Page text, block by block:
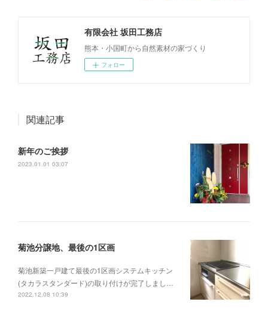
有限会社 坂田工務店
熊本・小国町から自然素材の家づくり
フォロー
関連記事
新年のご挨拶
2023.01.01 03:07
菊池分譲地、最後の1区画
菊池新築一戸建て最後の1区画システムキッチン
(タカラスタンダード)の取り付けが完了しまし…
2022.12.08 10:39